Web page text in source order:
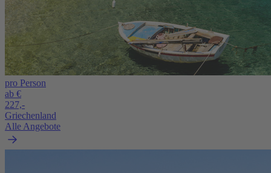
pro Person
ab €
227,-
Griechenland
Alle Angebote